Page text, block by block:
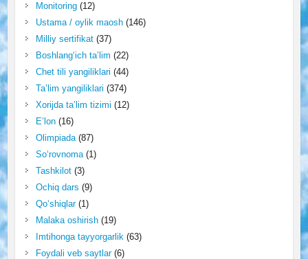
Monitoring(12)
Ustama / oylik maosh(146)
Milliy sertifikat(37)
Boshlang‘ich ta’lim (22)
Chet tili yangiliklari (44)
Ta’lim yangiliklari (374)
Xorijda ta’lim tizimi (12)
E’lon(16)
Olimpiada(87)
So‘rovnoma(1)
Tashkilot(3)
Ochiq dars (9)
Qo‘shiqlar(1)
Malaka oshirish(19)
Imtihonga tayyorgarlik(63)
Foydali veb saytlar(6)